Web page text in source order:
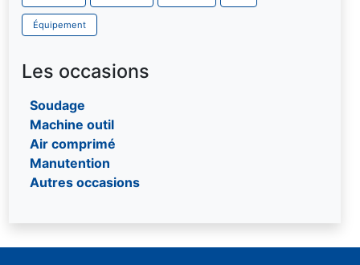
Équipement
Les occasions
Soudage
Machine outil
Air comprimé
Manutention
Autres occasions